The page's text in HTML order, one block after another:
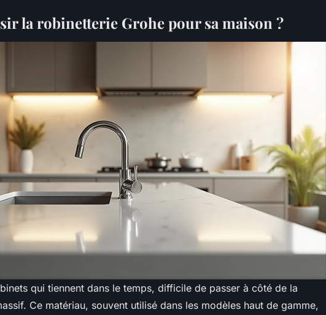
la robinetterie Grohe pour sa maison ?
qui tiennent dans le temps, difficile de passer à côté de la
Ce matériau, souvent utilisé dans les modèles haut de gamme,